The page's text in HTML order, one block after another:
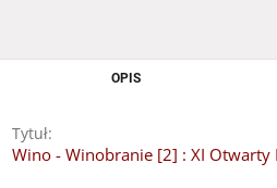
OPIS
Tytuł:
Wino - Winobranie [2] : XI